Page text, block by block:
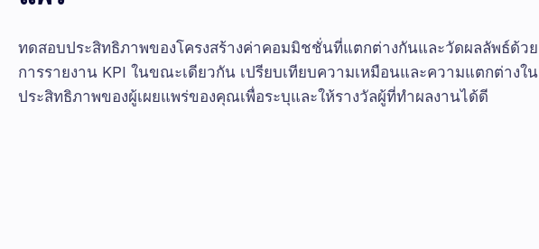
ทดสอบประสิทธิภาพของโครงสร้างค่าคอมมิชชั่นที่แตกต่างกันและวัดผลลัพธ์ด้วย
การรายงาน KPI ในขณะเดียวกัน เปรียบเทียบความเหมือนและความแตกต่างใน
ประสิทธิภาพของผู้เผยแพร่ของคุณเพื่อระบุและให้รางวัลผู้ที่ทำผลงานได้ดี